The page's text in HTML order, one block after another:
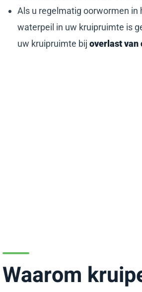
Als u regelmatig oorwormen
waterpeil in uw kruipruimte is
uw kruipruimte bijoverlast van
Waarom